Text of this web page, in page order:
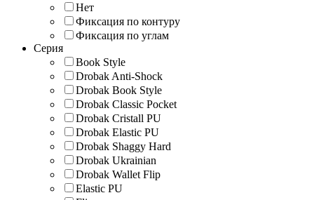
Нет
Фиксация по контуру
Фиксация по углам
Серия
Book Style
Drobak Anti-Shock
Drobak Book Style
Drobak Classic Pocket
Drobak Cristall PU
Drobak Elastic PU
Drobak Shaggy Hard
Drobak Ukrainian
Drobak Wallet Flip
Elastic PU